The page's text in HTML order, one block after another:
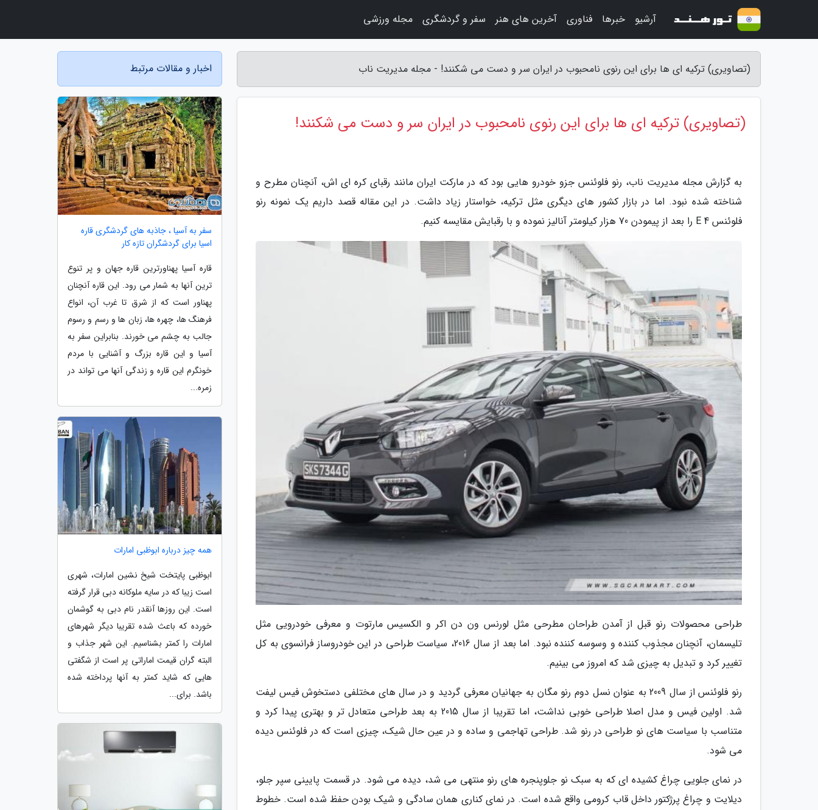
(تصاویری) ترکیه ای ها برای این رنوی نامحبوب در ایران سر و دست می شکنند! - مجله مدیریت ناب
(تصاویری) ترکیه ای ها برای این رنوی نامحبوب در ایران سر و دست می شکنند!
به گزارش مجله مدیریت ناب، رنو فلوئنس جزو خودرو هایی بود که در مارکت ایران مانند رقبای کره ای اش، آنچنان مطرح و
شناخته شده نبود. اما در بازار کشور های دیگری مثل ترکیه، خواستار زیاد داشت. در این مقاله قصد داریم یک نمونه رنو
فلوئنس E 4 را بعد از پیمودن 70 هزار کیلومتر آنالیز نموده و با رقبایش مقایسه کنیم.
طراحی محصولات رنو قبل از آمدن طراحان مطرحی مثل لورنس ون دن اکر و الکسیس مارتوت و معرفی خودرویی مثل
تلیسمان، آنچنان مجذوب کننده و وسوسه کننده نبود. اما بعد از سال 2016، سیاست طراحی در این خودروساز فرانسوی به کل
تغییر کرد و تبدیل به چیزی شد که امروز می بینیم.
رنو فلوئنس از سال 2009 به عنوان نسل دوم رنو مگان به جهانیان معرفی گردید و در سال های مختلفی دستخوش فیس لیفت
شد. اولین فیس و مدل اصلا طراحی خوبی نداشت، اما تقریبا از سال 2015 به بعد طراحی متعادل تر و بهتری پیدا کرد و
متناسب با سیاست های نو طراحی در رنو شد. طراحی تهاجمی و ساده و در عین حال شیک، چیزی است که در فلوئنس دیده
می شود.
در نمای جلویی چراغ کشیده ای که به سبک نو جلوپنجره های رنو منتهی می شد، دیده می شود. در قسمت پایینی سپر جلو،
دیلایت و چراغ پرژکتور داخل قاب کرومی واقع شده است. در نمای کناری همان سادگی و شیک بودن حفظ شده است. خطوط
اخبار و مقالات مرتبط
سفر به آسیا ، جاذبه های گردشگری قاره
اسیا برای گردشگران تازه کار
قاره آسیا پهناورترین قاره جهان و پر تنوع
ترین آنها به شمار می رود. این قاره آنچنان
پهناور است که از شرق تا غرب آن، انواع
فرهنگ ها، چهره ها، زبان ها و رسم و رسوم
جالب به چشم می خورند. بنابراین سفر به
آسیا و این قاره بزرگ و آشنایی با مردم
خونگرم این قاره و زندگی آنها می تواند در
زمره...
همه چیز درباره ابوظبی امارات
ابوظبی پایتخت شیخ نشین امارات، شهری
است زیبا که در سایه ملوکانه دبی قرار گرفته
است. این روزها آنقدر نام دبی به گوشمان
خورده که باعث شده تقریبا دیگر شهرهای
امارات را کمتر بشناسیم. این شهر جذاب و
البته گران قیمت اماراتی پر است از شگفتی
هایی که شاید کمتر به آنها پرداخته شده
باشد. برای...
آرشیو خبرها فناوری آخرین های هنر سفر و گردشگری مجله ورزشی